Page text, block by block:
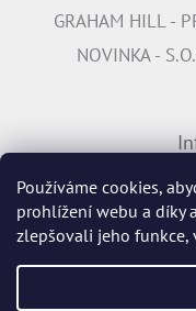
Používáme cookies,
prohlížení webu a díky
zlepšovali jeho funkce,
GRAHAM HILL -
NOVINKA -